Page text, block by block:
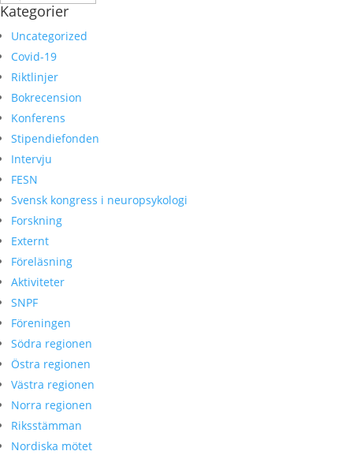
Kategorier
Uncategorized
Covid-19
Riktlinjer
Bokrecension
Konferens
Stipendiefonden
Intervju
FESN
Svensk kongress i neuropsykologi
Forskning
Externt
Föreläsning
Aktiviteter
SNPF
Föreningen
Södra regionen
Östra regionen
Västra regionen
Norra regionen
Riksstämman
Nordiska mötet